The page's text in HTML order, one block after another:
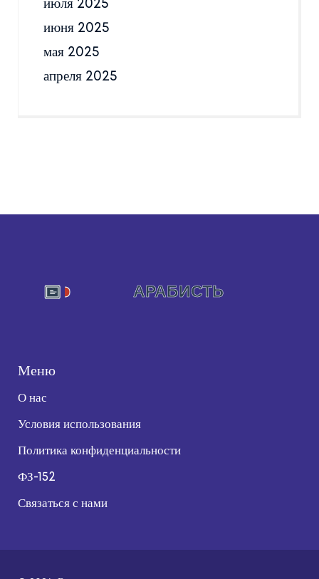
июля 2025
июня 2025
мая 2025
апреля 2025
Меню
О нас
Условия использования
Политика конфиденциальности
ФЗ-152
Связаться с нами